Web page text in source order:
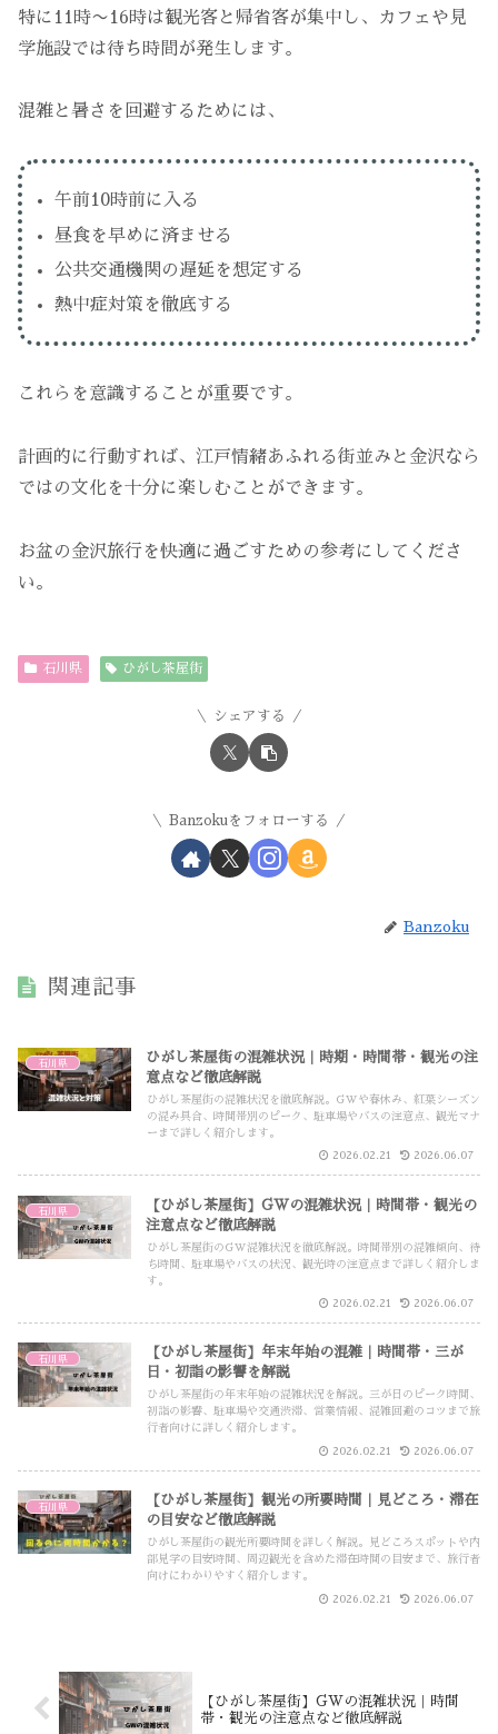
特に11時〜16時は観光客と帰省客が集中し、カフェや見
学施設では待ち時間が発生します。
混雑と暑さを回避するためには、
午前10時前に入る
昼食を早めに済ませる
公共交通機関の遅延を想定する
熱中症対策を徹底する
これらを意識することが重要です。
計画的に行動すれば、江戸情緒あふれる街並みと金沢なら
ではの文化を十分に楽しむことができます。
お盆の金沢旅行を快適に過ごすための参考にしてくださ
い。
石川県 ひがし茶屋街
シェアする
Banzokuをフォローする
Banzoku
関連記事
石川県
ひがし茶屋街の混雑状況｜時期・時間帯・観光の注
意点など徹底解説
ひがし茶屋街の混雑状況を徹底解説。GWや春休み、紅葉シーズン
の混み具合、時間帯別のピーク、駐車場やバスの注意点、観光マナ
ーまで詳しく紹介します。
2026.02.21 2026.06.07
石川県
【ひがし茶屋街】GWの混雑状況｜時間帯・観光の
注意点など徹底解説
ひがし茶屋街のGW混雑状況を徹底解説。時間帯別の混雑傾向、待
ち時間、駐車場やバスの状況、観光時の注意点まで詳しく紹介しま
す。
2026.02.21 2026.06.07
石川県
【ひがし茶屋街】年末年始の混雑｜時間帯・三が
日・初詣の影響を解説
ひがし茶屋街の年末年始の混雑状況を解説。三が日のピーク時間、
初詣の影響、駐車場や交通渋滞、営業情報、混雑回避のコツまで旅
行者向けに詳しく紹介します。
2026.02.21 2026.06.07
石川県
【ひがし茶屋街】観光の所要時間｜見どころ・滞在
の目安など徹底解説
ひがし茶屋街の観光所要時間を詳しく解説。見どころスポットや内
部見学の目安時間、周辺観光を含めた滞在時間の目安まで、旅行者
向けにわかりやすく紹介します。
2026.02.21 2026.06.07
【ひがし茶屋街】GWの混雑状況｜時間
帯・観光の注意点など徹底解説